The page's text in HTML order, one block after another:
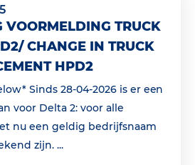
VOORMELDING TRUCK
CHANGE IN TRUCK
HPD2
Sinds 28-04-2026 is er een
voor Delta 2: voor alle
nu een geldig bedrijfsnaam
zijn. ...